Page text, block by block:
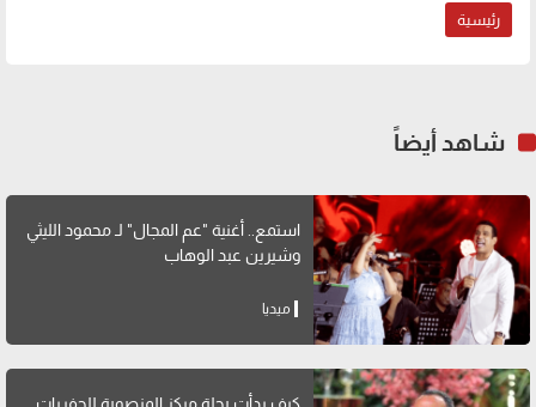
رئيسية
شاهد أيضاً
استمع.. أغنية "عم المجال" لـ محمود الليثي
وشيرين عبد الوهاب
ميديا